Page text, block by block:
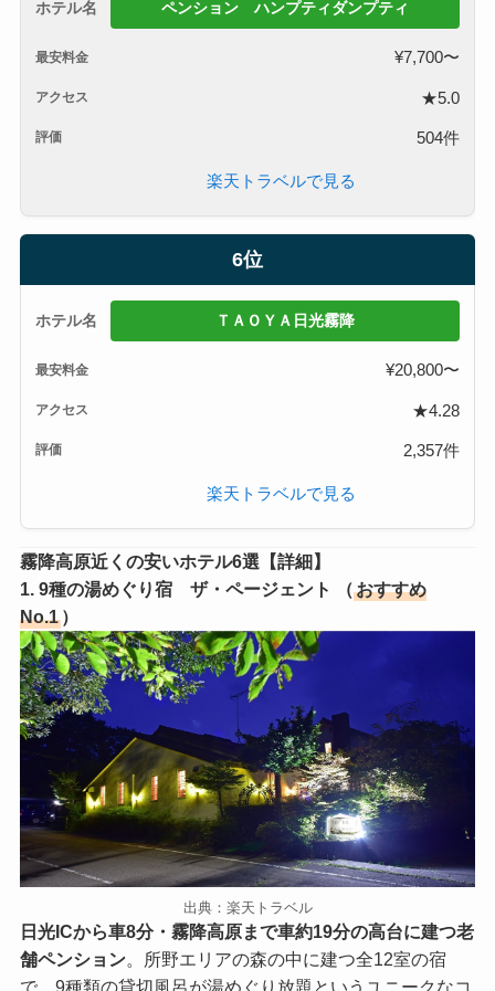
ペンション ハンプティダンプティ
¥7,700〜
★5.0
504件
楽天トラベルで見る
6位
ＴＡＯＹＡ日光霧降
¥20,800〜
★4.28
2,357件
楽天トラベルで見る
霧降高原近くの安いホテル6選【詳細】
1. 9種の湯めぐり宿 ザ・ページェント （おすすめ
No.1）
出典：楽天トラベル
日光ICから車8分・霧降高原まで車約19分の高台に建つ老
舗ペンション。所野エリアの森の中に建つ全12室の宿
で、9種類の貸切風呂が湯めぐり放題というユニークなコ